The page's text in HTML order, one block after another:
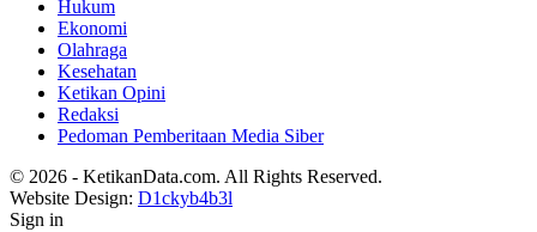
Hukum
Ekonomi
Olahraga
Kesehatan
Ketikan Opini
Redaksi
Pedoman Pemberitaan Media Siber
© 2026 - KetikanData.com. All Rights Reserved.
Website Design: D1ckyb4b3l
Sign in